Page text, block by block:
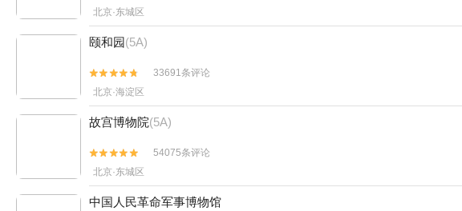
北京·东城区
颐和园(5A)


33691条评论
北京·海淀区
故宫博物院(5A)


54075条评论
北京·东城区
中国人民革命军事博物馆